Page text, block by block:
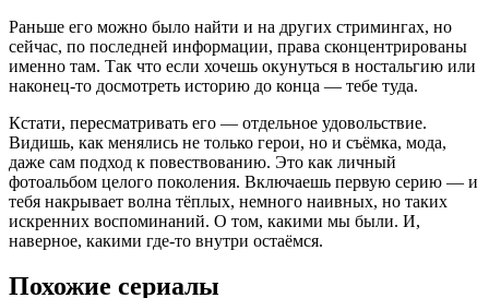
Раньше его можно было найти и на других стримингах, но
сейчас, по последней информации, права сконцентрированы
именно там. Так что если хочешь окунуться в ностальгию или
наконец-то досмотреть историю до конца — тебе туда.
Кстати, пересматривать его — отдельное удовольствие.
Видишь, как менялись не только герои, но и съёмка, мода,
даже сам подход к повествованию. Это как личный
фотоальбом целого поколения. Включаешь первую серию — и
тебя накрывает волна тёплых, немного наивных, но таких
искренних воспоминаний. О том, какими мы были. И,
наверное, какими где-то внутри остаёмся.
Похожие сериалы